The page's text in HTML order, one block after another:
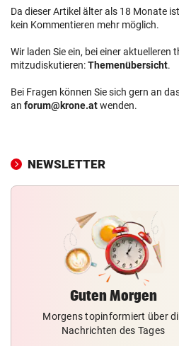
Da dieser Artikel älter als 18 Monate
kein Kommentieren mehr möglich.
Wir laden Sie ein, bei einer aktuelleren
mitzudiskutieren:Themenübersicht.
Bei Fragen können Sie sich gern an
an forum@krone.atwenden.
NEWSLETTER
Guten Morgen
Morgens topinformiert über
Nachrichten des Tages